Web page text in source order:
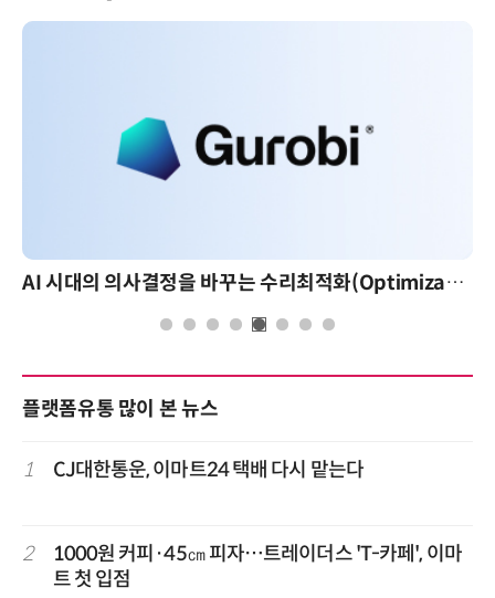
AI 시대의 의사결정을 바꾸는 수리최적화(Optimization): 실제 산업 적용 사례와 활용 전략
플랫폼유통 많이 본 뉴스
1 CJ대한통운, 이마트24 택배 다시 맡는다
2
1000원 커피·45㎝ 피자…트레이더스 'T-카페', 이마
트 첫 입점